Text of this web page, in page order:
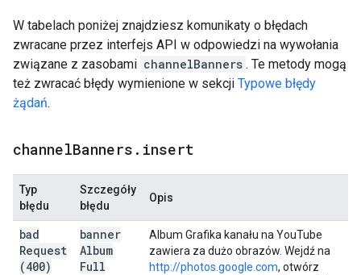
W tabelach poniżej znajdziesz komunikaty o błędach
zwracane przez interfejs API w odpowiedzi na wywołania
związane z zasobami channelBanners . Te metody mogą
też zwracać błędy wymienione w sekcji Typowe błędy
żądań.
channelBanners . insert
Typ
błędu
Szczegóły
błędu
Opis
bad
Request
(400)
banner
Album
Full
Album Grafika kanału na YouTube
zawiera za dużo obrazów. Wejdź na
http://photos.google.com, otwórz